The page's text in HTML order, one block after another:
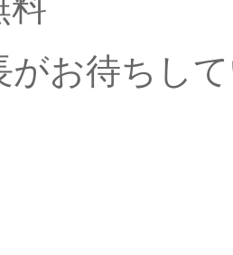
お待ちし